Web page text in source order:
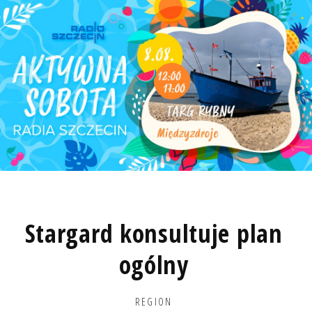
Stargard konsultuje plan
ogólny
REGION